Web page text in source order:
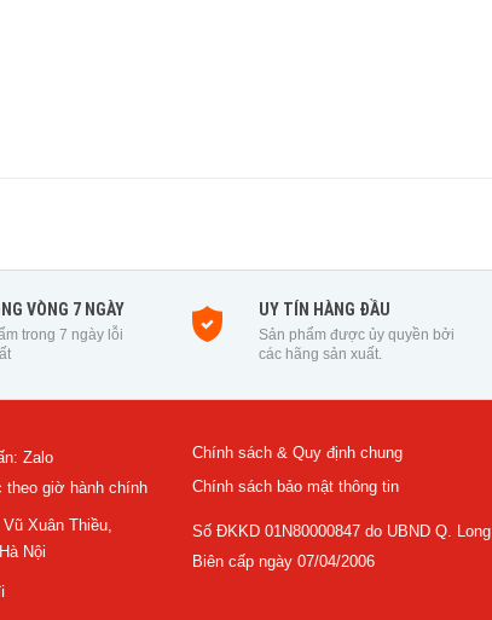
VÒNG 7 NGÀY
trong 7 ngày lỗi
UY TÍN HÀNG ĐẦU
Sản phẩm được ủy quyền bởi
các hãng sản xuất.
Zalo
theo giờ hành chính
Xuân Thiều,
Nội
Chính sách & Quy định chung
Chính sách bảo mật thông tin
Số ĐKKD 01N80000847 do UBND Q. Long
Biên cấp ngày 07/04/2006